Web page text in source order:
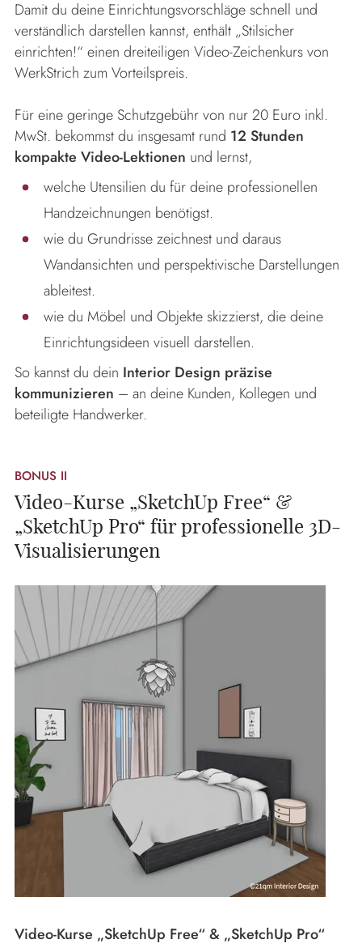
Damit du deine Einrichtungsvorschläge schnell und
verständlich darstellen kannst, enthält „Stilsicher
einrichten!“ einen dreiteiligen Video-Zeichenkurs von
WerkStrich zum Vorteilspreis.
Für eine geringe Schutzgebühr von nur 20 Euro inkl.
MwSt. bekommst du insgesamt rund 12 Stunden
kompakte Video-Lektionen und lernst,
welche Utensilien du für deine professionellen
Handzeichnungen benötigst.
wie du Grundrisse zeichnest und daraus
Wandansichten und perspektivische Darstellungen
ableitest.
wie du Möbel und Objekte skizzierst, die deine
Einrichtungsideen visuell darstellen.
So kannst du dein Interior Design präzise
kommunizieren – an deine Kunden, Kollegen und
beteiligte Handwerker.
BONUS II
Video-Kurse „SketchUp Free“ &
„SketchUp Pro“ für professionelle 3D-
Visualisierungen
Video-Kurse „SketchUp Free“ & „SketchUp Pro“